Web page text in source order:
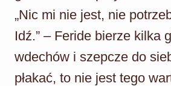
„Nic mi nie jest, nie
Idź.” – Feride bierze kilka
wdechów i szepcze do
płakać, to nie jest tego